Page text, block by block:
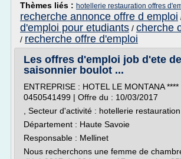
Thèmes liés : hotellerie restauration offres
recherche annonce offre d emploi
d'emploi pour etudiants / cherche
/ recherche offre d'emploi
Les offres d'emploi job d'ete
saisonnier boulot ...
ENTREPRISE : HOTEL LE MONTANA ****
0450541499 | Offre du : 10/03/2017
, Secteur d'activité : hotellerie restauration
Département : Haute Savoie
Responsable : Mellinet
Nous recherchons une femme de